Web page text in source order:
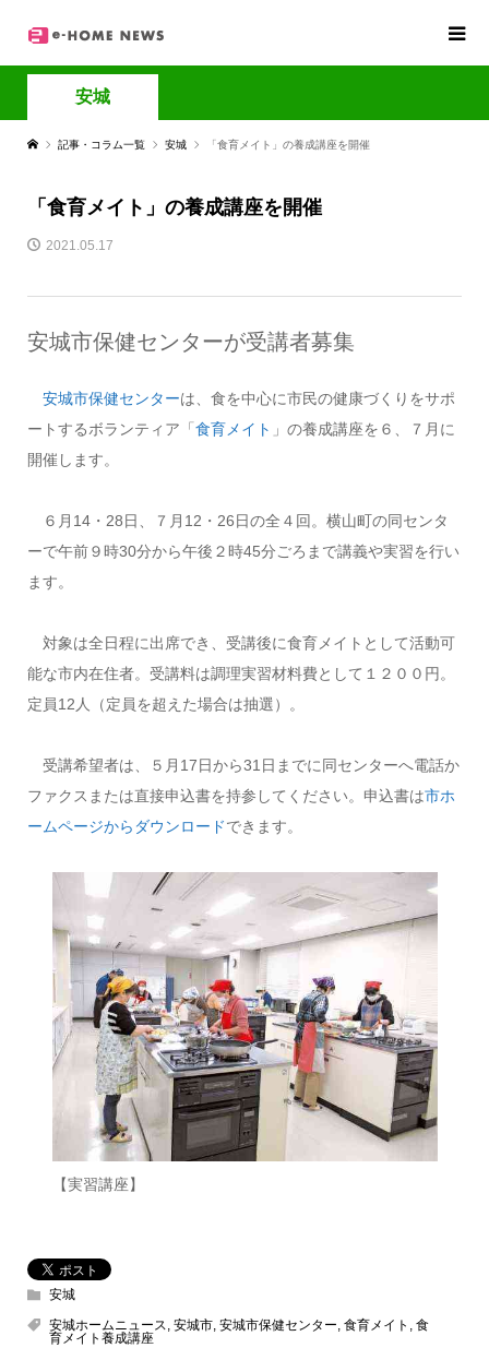
安城
記事・コラム一覧 安城 「食育メイト」の養成講座を開催
「食育メイト」の養成講座を開催
2021.05.17
安城市保健センターが受講者募集
安城市保健センターは、食を中心に市民の健康づくりをサポ
ートするボランティア「 食育メイト 」の養成講座を６、７月に
開催します。
６月14・28日、７月12・26日の全４回。横山町の同センタ
ーで午前９時30分から午後２時45分ごろまで講義や実習を行い
ます。
対象は全日程に出席でき、受講後に食育メイトとして活動可
能な市内在住者。受講料は調理実習材料費として１２００円。
定員12人（定員を超えた場合は抽選）。
受講希望者は、５月17日から31日までに同センターへ電話か
ファクスまたは直接申込書を持参してください。申込書は市ホ
ームページからダウンロードできます。
【実習講座】
安城
安城ホームニュース, 安城市, 安城市保健センター, 食育メイト , 食
育メイト養成講座